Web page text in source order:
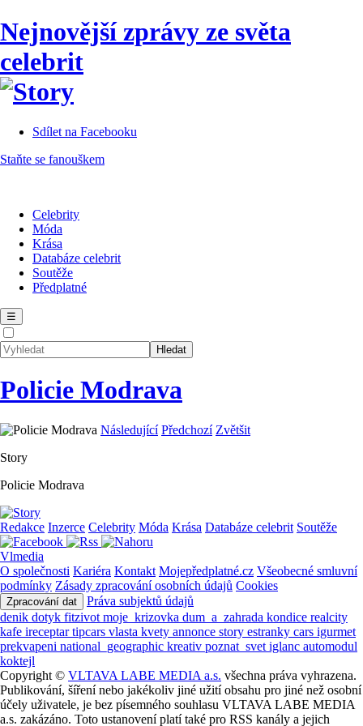
Nejnovější zprávy ze světa
celebrit
Sdílet na Facebooku
Staňte se fanouškem
Celebrity
Móda
Krása
Databáze celebrit
Soutěže
Předplatné
☰
Policie Modrava
Následující Předchozí Zvětšit
Story
Policie Modrava
Redakce Inzerce Celebrity Móda Krása Databáze celebrit Soutěže
Vlmedia
O společnosti Kariéra Kontakt Mojepředplatné.cz Všeobecné smluvní
podmínky Zásady zpracování osobních údajů Cookies
Zpracování dat
Práva subjektů údajů
denik dotyk fitzivot moje_krizovka dum_a_zahrada kondice realcity
kafe ireceptartipcars vlasta kvety annonce story estranky cars igurmet
prekvapeni national_geographic kreativ poznat_svet iglanc automodul
koktejl
Copyright © VLTAVA LABE MEDIA a.s. všechna práva vyhrazena.
Publikování, šíření nebo jakékoliv jiné užití obsahu pro jiné než osobní
účely uživatele, je bez písemného souhlasu VLTAVA LABE MEDIA
a.s. zakázáno. Toto ustanovení platí také pro RSS kanály a jejich